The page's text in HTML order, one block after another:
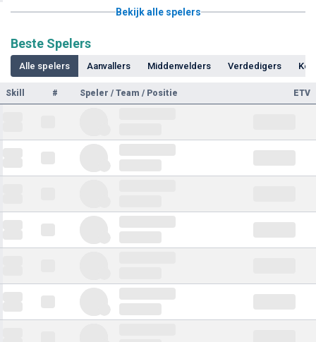
Bekijk alle spelers
Beste Spelers
Alle spelers Aanvallers Middenvelders Verdedigers
Skill # Speler / Team / Positie ETV